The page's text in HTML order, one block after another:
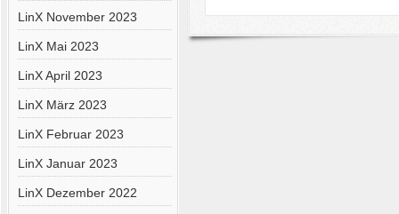
LinX November 2023
LinX Mai 2023
LinX April 2023
LinX März 2023
LinX Februar 2023
LinX Januar 2023
LinX Dezember 2022